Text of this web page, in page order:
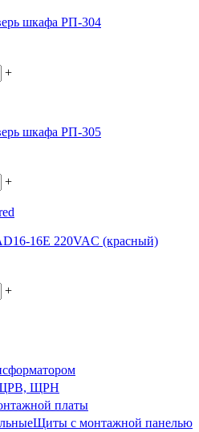
шкафа РП-304
+
шкафа РП-305
+
16E 220VAC (красный)
+
ЩРВ, ЩРН
платы
Щиты с монтажной панелью